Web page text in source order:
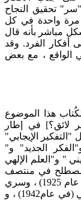
"سر" تحقيق النجاح
مرة واحدة في كل
مباشر بأنه قال
أفكار الفرد. وقد
الواقع ، مع بعض
من الكُتاب هذا الموضوع
لائق؟] في إطار
الإيجابي"
الجديد" و"
" و"العلم الإلهي
في منتصف
القرن العشرين هم فلورنس سكوفيل شين (في عام 1925) ، وسري
كيه. بارفاتي كومار (1942في عام ) ، وأليس بايلي (في عام1942) ، و